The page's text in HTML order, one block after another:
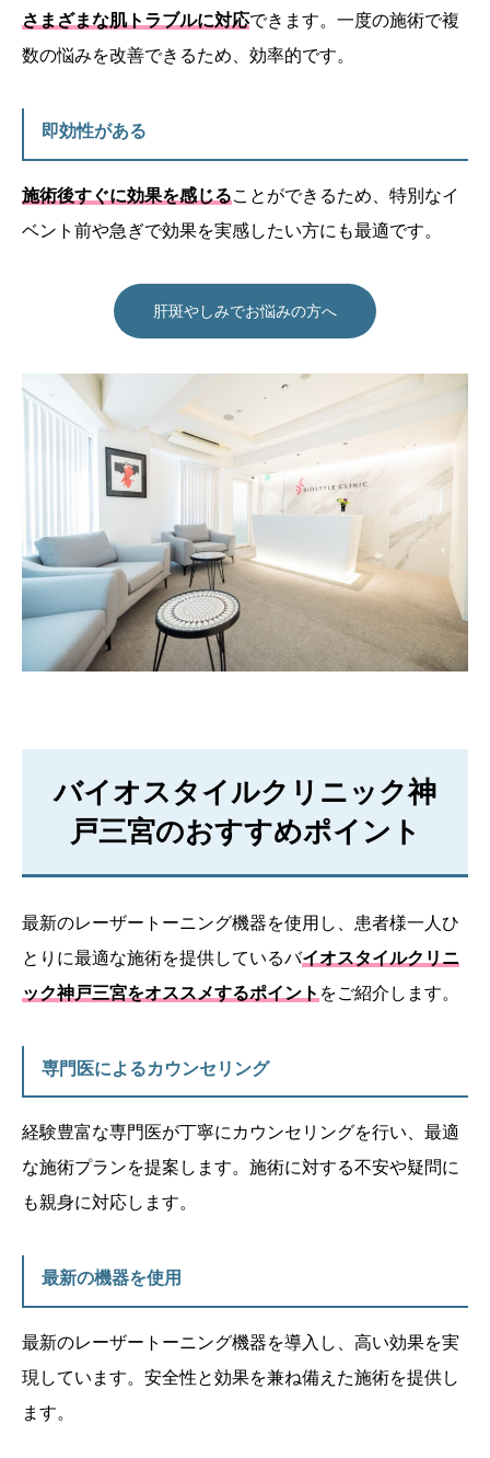
さまざまな肌トラブルに対応できます。一度の施術で複
数の悩みを改善できるため、効率的です。
即効性がある
施術後すぐに効果を感じることができるため、特別なイ
ベント前や急ぎで効果を実感したい方にも最適です。
肝斑やしみでお悩みの方へ
バイオスタイルクリニック神
戸三宮のおすすめポイント
最新のレーザートーニング機器を使用し、患者様一人ひ
とりに最適な施術を提供しているバイオスタイルクリニ
ック神戸三宮をオススメするポイント をご紹介します。
専門医によるカウンセリング
経験豊富な専門医が丁寧にカウンセリングを行い、最適
な施術プランを提案します。施術に対する不安や疑問に
も親身に対応します。
最新の機器を使用
最新のレーザートーニング機器を導入し、高い効果を実
現しています。安全性と効果を兼ね備えた施術を提供し
ます。